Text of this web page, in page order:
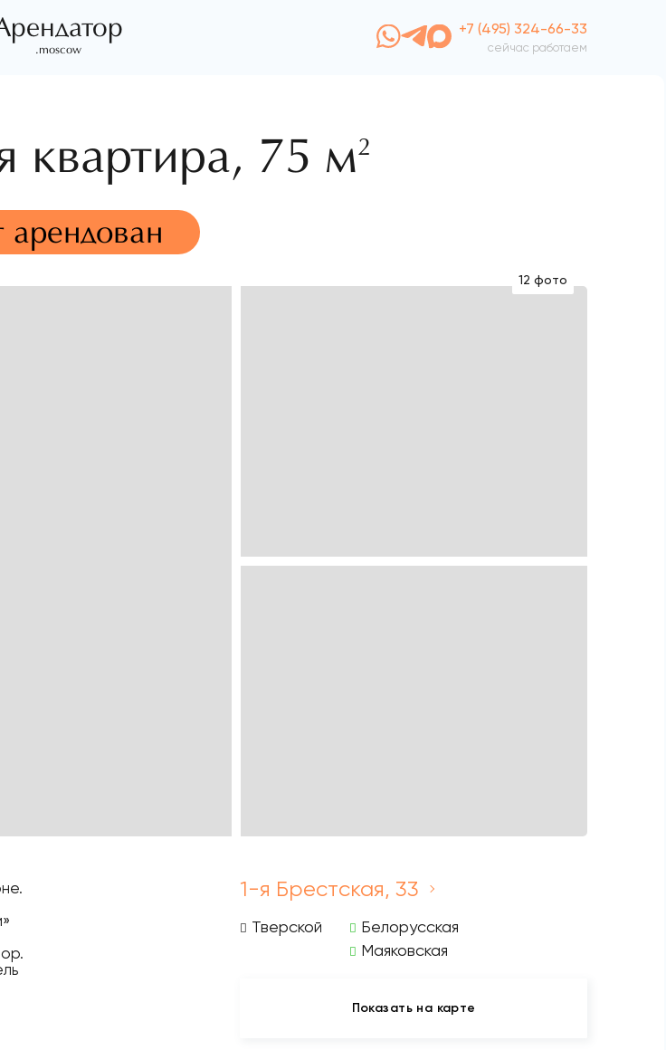
.moscow
+7 (495) 324-66-33
сейчас работаем
квартира, 75 м2
арендован
12 фото
1-я Брестская, 33
Тверской
Белорусская
Маяковская
Показать на карте